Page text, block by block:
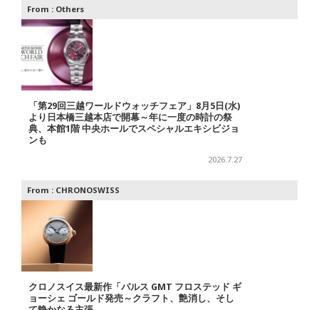
From : Others
「第29回三越ワールドウォッチフェア」8月5日(水)
より日本橋三越本店で開幕～年に一度の時計の祭
典、本館1階 中央ホールでスペシャルエキシビジョ
ンも
2026.7.27
From : CHRONOSWISS
クロノスイス最新作「パルス GMT フロステッド ギ
ョーシェ ゴールド発売～クラフト、艶消し、そし